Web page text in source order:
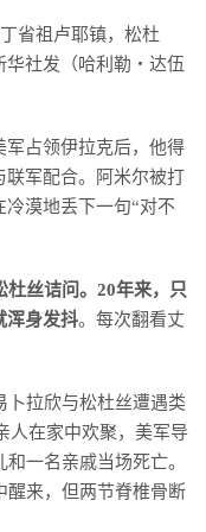
省祖卢耶镇，松杜
社发（哈利勒・达伍
占领伊拉克后，他得
联军配合。阿米尔被打
漠地丢下一句“对不
丝诘问。20年来，只
浑身发抖。每次翻看丈
拉欣与松杜丝遭遇类
人在家中欢聚，美军导
一名亲戚当场死亡。
醒来，但两节脊椎骨断